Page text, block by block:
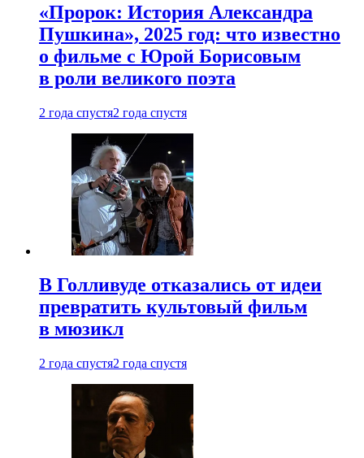
«Пророк: История Александра
Пушкина», 2025 год: что известно
о фильме с Юрой Борисовым
в роли великого поэта
2 года спустя2 года спустя
В Голливуде отказались от идеи
превратить культовый фильм
в мюзикл
2 года спустя2 года спустя